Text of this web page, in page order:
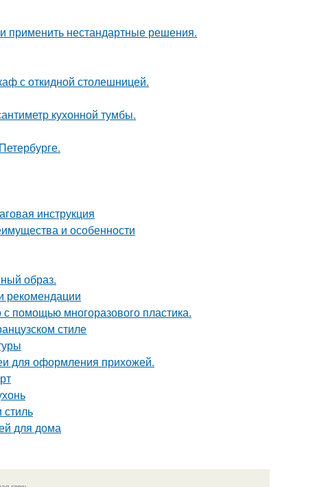
применить нестандартные решения.
с откидной столешницей.
кухонной тумбы.
инструкция
и особенности
образ.
рекомендации
с помощью многоразового пластика.
стиле
для оформления прихожей.
для дома